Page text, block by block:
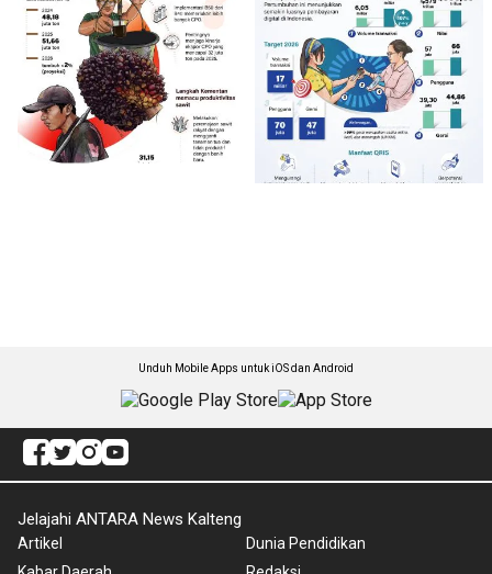
Unduh Mobile Apps untuk iOS dan Android
Jelajahi ANTARA News Kalteng
Artikel
Dunia Pendidikan